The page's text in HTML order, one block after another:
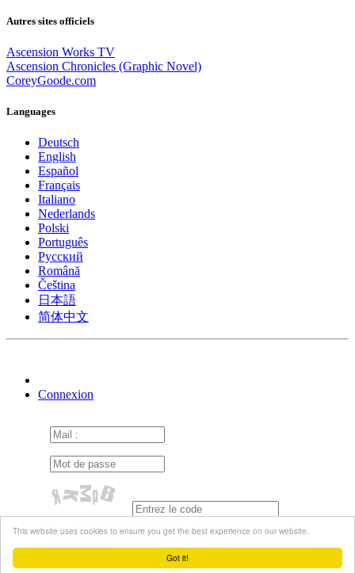
Got it!
This website uses cookies to ensure you get the best experience on our website.
Autres sites officiels
Ascension Works TV
Ascension Chronicles (Graphic Novel)
CoreyGoode.com
Languages
Deutsch
English
Español
Français
Italiano
Nederlands
Polski
Português
Pусский
Română
Čeština
日本語
简体中文
Connexion
Se souvenir de moi